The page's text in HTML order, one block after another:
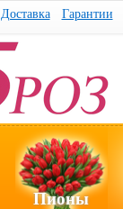
Доставка Гарантии
Пионы